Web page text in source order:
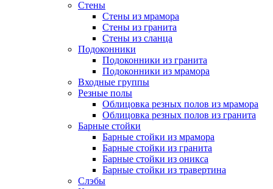
Стены
Стены из мрамора
Стены из гранита
Стены из сланца
Подоконники
Подоконники из гранита
Подоконники из мрамора
Входные группы
Резные полы
Облицовка резных полов из мрамора
Облицовка резных полов из гранита
Барные стойки
Барные стойки из мрамора
Барные стойки из гранита
Барные стойки из оникса
Барные стойки из травертина
Слэбы